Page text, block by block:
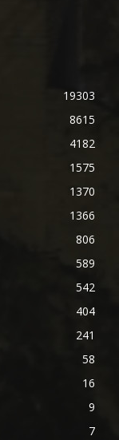
19303
8615
4182
1575
1370
1366
806
589
542
404
241
58
16
9
7